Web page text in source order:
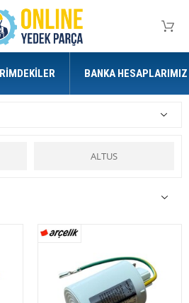
BANKA HESAPLARIMIZ
ALTUS